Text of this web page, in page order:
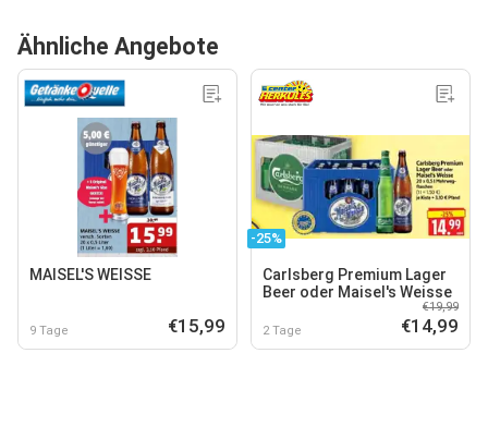
Ähnliche Angebote
MAISEL'S WEISSE
9 Tage €15,99
-25%
Carlsberg Premium Lager
Beer oder Maisel's Weisse
2 Tage
€19,99
€14,99